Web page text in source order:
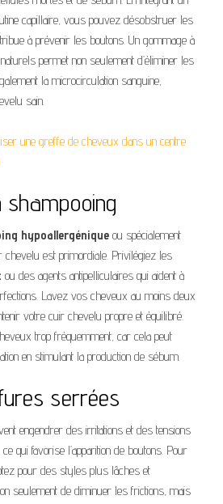
capillaire, vous pouvez désobstruer les
à prévenir les boutons. Un gommage à
permet non seulement d’éliminer les
la microcirculation sanguine,
sain.
une greffe de cheveux dans un centre
shampooing
hypoallergénique ou spécialement
chevelu est primordiale. Privilégiez les
ou des agents antipelliculaires qui aident à
Lavez vos cheveux au moins deux
votre cuir chevelu propre et équilibré.
trop fréquemment, car cela peut
en stimulant la production de sébum.
serrées
engendrer des irritations et des tensions
qui favorise l’apparition de boutons. Pour
pour des styles plus lâches et
seulement de diminuer les frictions, mais